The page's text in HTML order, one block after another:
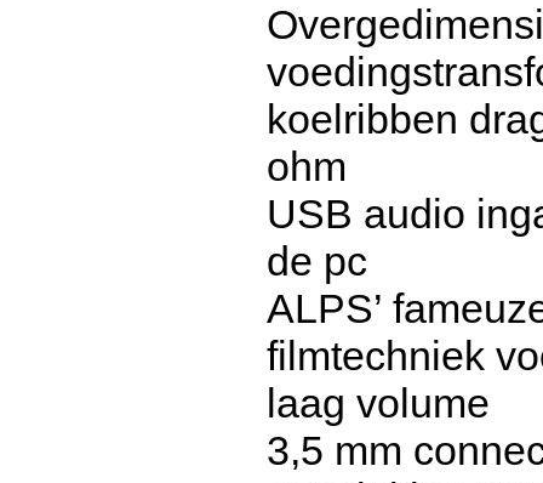
koelribben
ohm
USB audio
de pc
ALPS’
filmtechniek
laag volume
3,5 mm